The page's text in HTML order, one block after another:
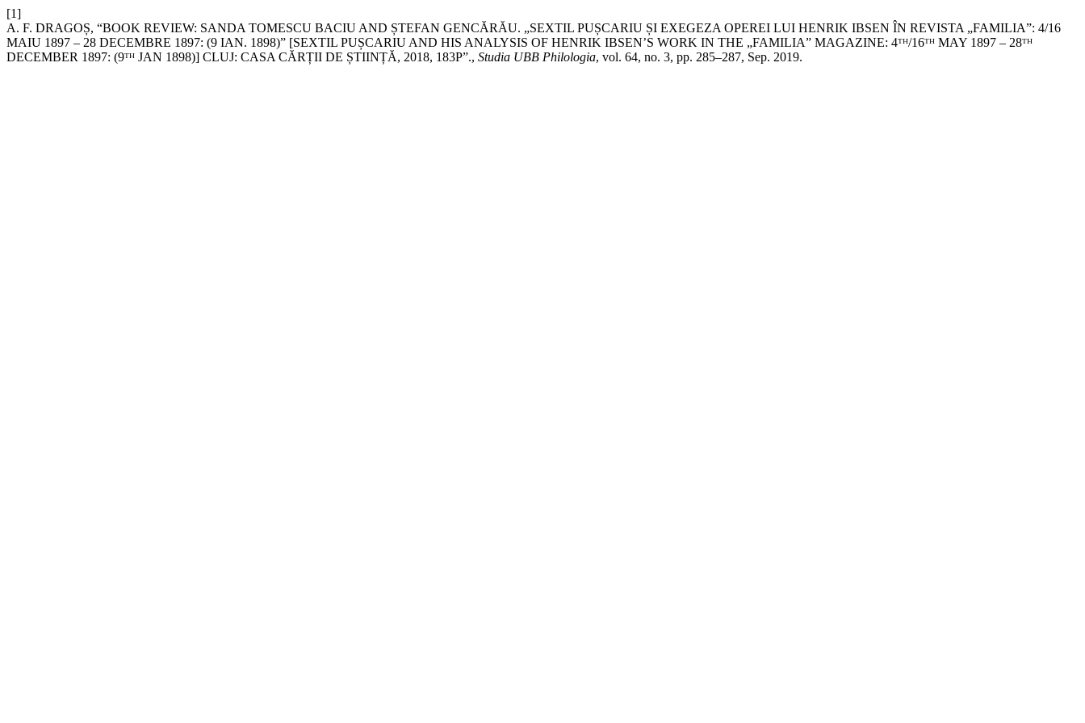
[1]
A. F. DRAGOȘ, “BOOK REVIEW: SANDA TOMESCU BACIU AND ȘTEFAN GENCĂRĂU. „SEXTIL PUȘCARIU ȘI EXEGEZA OPEREI LUI HENRIK IBSEN ÎN REVISTA „FAMILIA”: 4/16
MAIU 1897 – 28 DECEMBRE 1897: (9 IAN. 1898)” [SEXTIL PUȘCARIU AND HIS ANALYSIS OF HENRIK IBSEN’S WORK IN THE „FAMILIA” MAGAZINE: 4ᵀᴴ/16ᵀᴴ MAY 1897 – 28ᵀᴴ
DECEMBER 1897: (9ᵀᴴ JAN 1898)] CLUJ: CASA CĂRȚII DE ȘTIINȚĂ, 2018, 183P”., Studia UBB Philologia, vol. 64, no. 3, pp. 285–287, Sep. 2019.